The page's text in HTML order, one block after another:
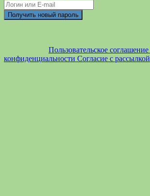
Пользовательское соглашение
конфиденциальности Согласие с рассылкой